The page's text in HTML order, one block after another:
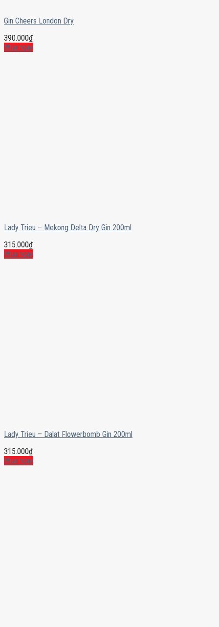
Gin Cheers London Dry
390.000₫
Mua ngay
Lady Trieu – Mekong Delta Dry Gin 200ml
315.000₫
Mua ngay
Lady Trieu – Dalat Flowerbomb Gin 200ml
315.000₫
Mua ngay